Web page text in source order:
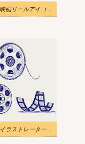
イラスト映画リールアイコンPNG透明
イラストイラストレーターpng